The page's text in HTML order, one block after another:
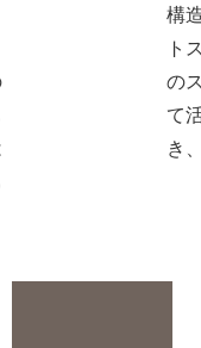
構
ト
の
て
き